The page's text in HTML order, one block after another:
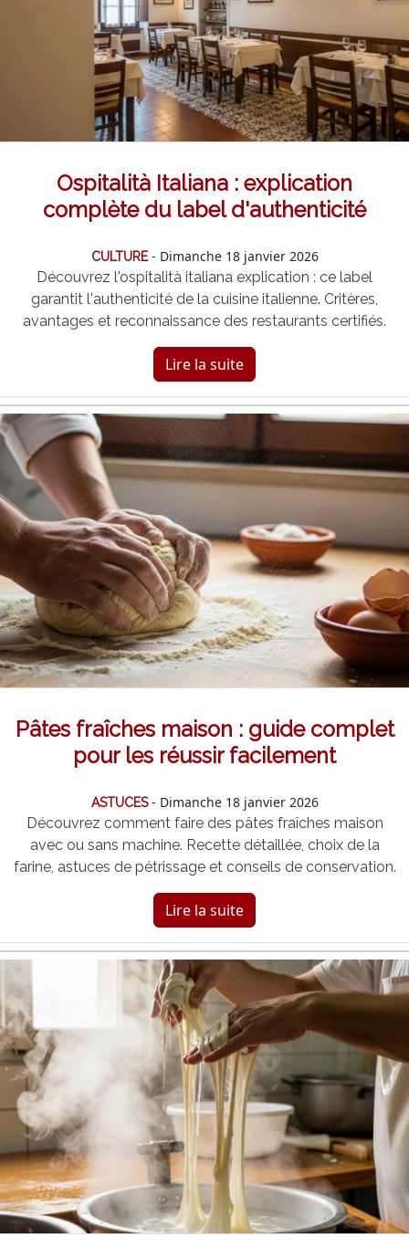
Ospitalità Italiana : explication
complète du label d'authenticité
CULTURE- Dimanche 18 janvier 2026
Découvrez l'ospitalità italiana explication : ce label
garantit l'authenticité de la cuisine italienne. Critères,
avantages et reconnaissance des restaurants certifiés.
Lire la suite
Pâtes fraîches maison : guide complet
pour les réussir facilement
ASTUCES- Dimanche 18 janvier 2026
Découvrez comment faire des pâtes fraîches maison
avec ou sans machine. Recette détaillée, choix de la
farine, astuces de pétrissage et conseils de conservation.
Lire la suite